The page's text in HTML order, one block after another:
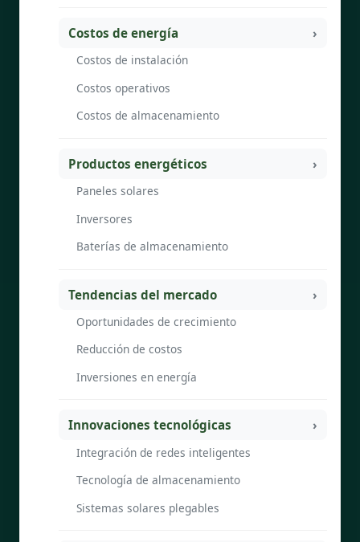
Costos de energía
Costos de instalación
Costos operativos
Costos de almacenamiento
Productos energéticos
Paneles solares
Inversores
Baterías de almacenamiento
Tendencias del mercado
Oportunidades de crecimiento
Reducción de costos
Inversiones en energía
Innovaciones tecnológicas
Integración de redes inteligentes
Tecnología de almacenamiento
Sistemas solares plegables